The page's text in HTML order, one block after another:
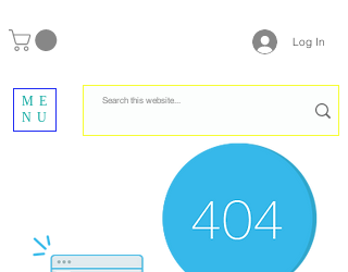
Log In
ME
NU